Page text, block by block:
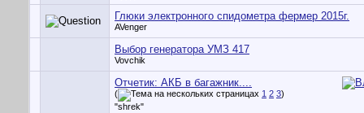
Глюки электронного спидометра фермер 2015г.
AVenger
Выбор генератора УМЗ 417
Vovchik
Отчетик: АКБ в багажник....
( 1 2 3)
"shrek"